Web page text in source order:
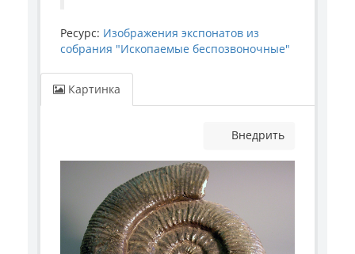
Ресурс: Изображения экспонатов из
собрания "Ископаемые беспозвоночные"
Картинка
Внедрить